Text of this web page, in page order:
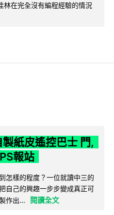
林在完全沒有編程經驗的情況
紙皮遙控巴士 門,
報站
怎樣的程度？一位就讀中三的
自己的興趣一步步變成真正可
作出...
閱讀全文